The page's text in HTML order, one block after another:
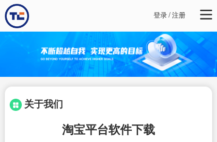
登录/注册
关于我们
淘宝平台软件下载